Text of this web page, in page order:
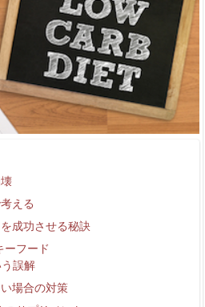
える
成功させる秘訣
ーフード
誤解
場合の対策